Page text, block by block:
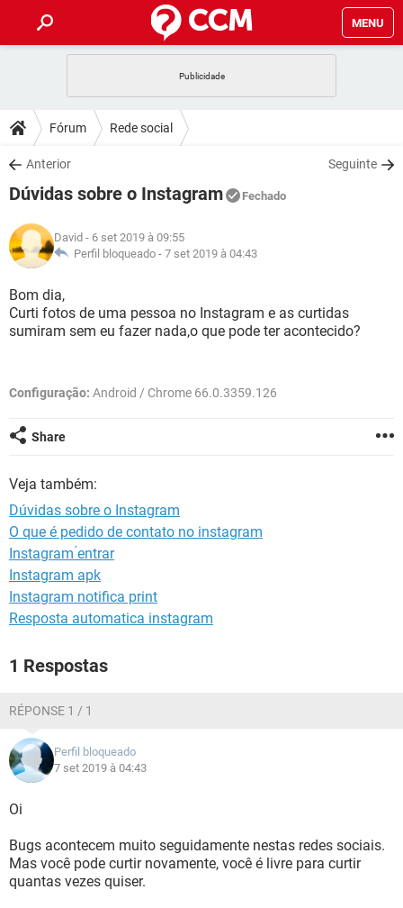
MENU
CELULAR
OUTLOOK
INSTAGRAM GMAIL
GUIA DE COMPRAS
DICAS
JOGOS
INSTAGRAM
GUIA DE COMPRAS
DOWNLOADS
JOGOS WHATSAPP
CELULAR
OUTLOOK EXCEL
INSTAGRAM
GUIA DE COMPRAS
JOGOS
CELULAR
OUTLOOK
INSTAGRAM GMAIL
GLOSSÁRIO
JOGOS
CELULAR FACEBOOK
Fórum Rede social
Anterior Seguinte
Dúvidas sobre o Instagram Fechado
David - 6 set 2019 à 09:55
Perfil bloqueado - 7 set 2019 à 04:43
Bom dia,
Curti fotos de uma pessoa no Instagram e as curtidas
sumiram sem eu fazer nada,o que pode ter acontecido?
Configuração: Android / Chrome 66.0.3359.126
Share
Veja também:
Dúvidas sobre o Instagram
O que é pedido de contato no instagram
Instagram ́entrar
Instagram apk
Instagram notifica print
Resposta automatica instagram
1 Respostas
RÉPONSE 1 / 1
Perfil bloqueado
7 set 2019 à 04:43
Oi
Bugs acontecem muito seguidamente nestas redes sociais.
Mas você pode curtir novamente, você é livre para curtir
quantas vezes quiser.